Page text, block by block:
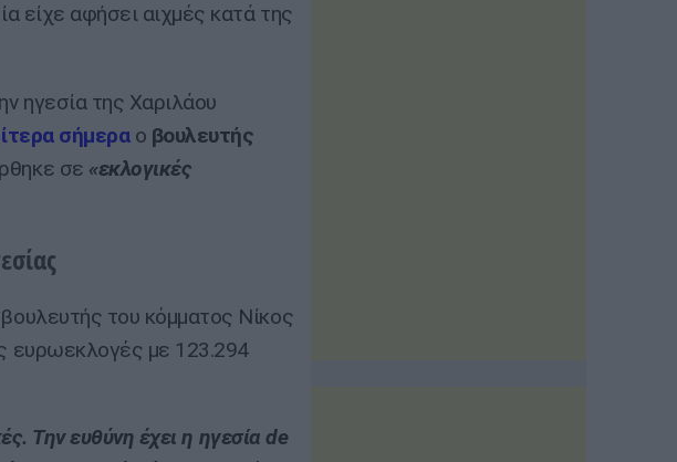
είχε αφήσει αιχμές κατά της
ηγεσία της Χαριλάου
σήμερα ο βουλευτής
σε «εκλογικές
του κόμματος Νίκος
ευρωεκλογές με 123.294
Την ευθύνη έχει η ηγεσία de